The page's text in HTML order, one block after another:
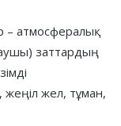
– атмосфералық
заттардың
жел, тұман,